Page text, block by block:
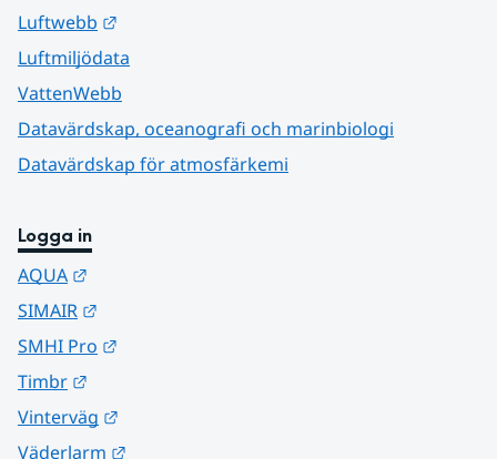
Luftwebb
Luftmiljödata
VattenWebb
Datavärdskap, oceanografi och marinbiologi
Datavärdskap för atmosfärkemi
Logga in
AQUA
SIMAIR
SMHI Pro
Timbr
Vinterväg
Väderlarm